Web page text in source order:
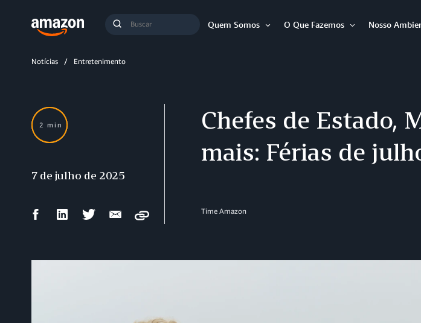
Buscar
Quem Somos
O Que Fazemos
Nosso
Notícias Entretenimento
Chefes de Estado,
mais: Férias de
Time Amazon
2 min
7 de julho de 2025
CompartilharCompartilharCompartilharCompartilhar
Copy